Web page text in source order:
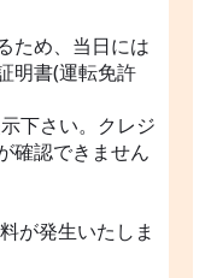
ため、当日には
明書(運転免許
下さい。クレジ
確認できません
が発生いたしま